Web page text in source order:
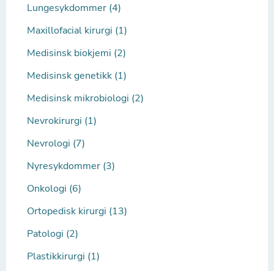
Lungesykdommer (4)
Maxillofacial kirurgi (1)
Medisinsk biokjemi (2)
Medisinsk genetikk (1)
Medisinsk mikrobiologi (2)
Nevrokirurgi (1)
Nevrologi (7)
Nyresykdommer (3)
Onkologi (6)
Ortopedisk kirurgi (13)
Patologi (2)
Plastikkirurgi (1)